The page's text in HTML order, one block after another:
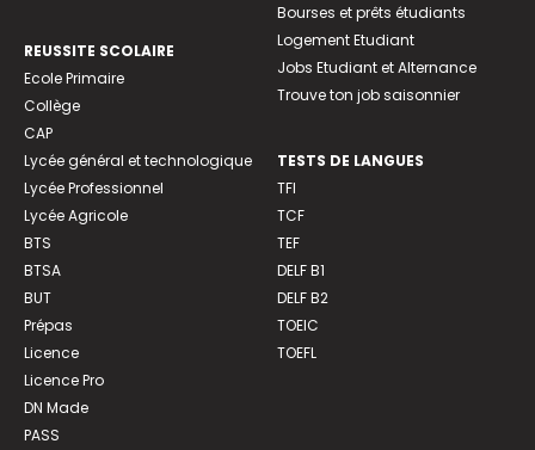
REUSSITE SCOLAIRE
Ecole Primaire
Collège
CAP
Lycée général et technologique
Lycée Professionnel
Lycée Agricole
BTS
BTSA
BUT
Prépas
Licence
Licence Pro
DN Made
PASS
Bourses et prêts étudiants
Logement Etudiant
Jobs Etudiant et Alternance
Trouve ton job saisonnier
TESTS DE LANGUES
TFI
TCF
TEF
DELF B1
DELF B2
TOEIC
TOEFL